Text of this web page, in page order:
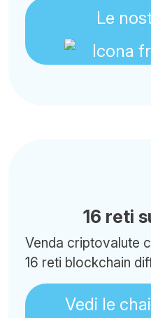
Le
16 reti
Venda criptovalute
16 reti blockchain
Vedi le